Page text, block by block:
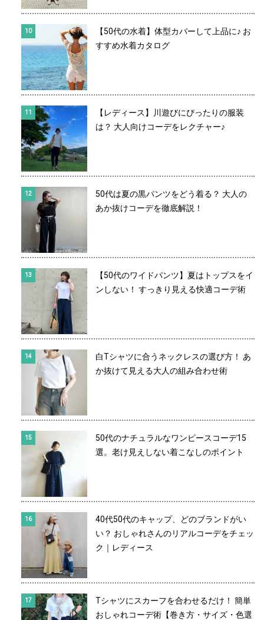
【50代の水着】体型カバーして上品に♪ お
すすめ水着カタログ
【レディース】川遊びにぴったりの服装
は？ 大人向けコーデをレクチャー♪
50代は夏の黒パンツをどう着る？ 大人の
あか抜けコーデを徹底解説！
【50代のワイドパンツ】夏はトップスをイ
ンしない！ すっきり見える快適コーデ術
白Tシャツに合うネックレスの選び方！ あ
か抜けて見える大人の組み合わせ術
50代のナチュラルなワンピースコーデ15
選。老け見えしない着こなしのポイント
40代50代のキャップ、どのブランドがい
い？ おしゃれさんのリアルコーデをチェッ
ク｜レディース
Tシャツにスカーフを合わせるだけ！ 簡単
おしゃれコーデ術【巻き方・サイズ・色選